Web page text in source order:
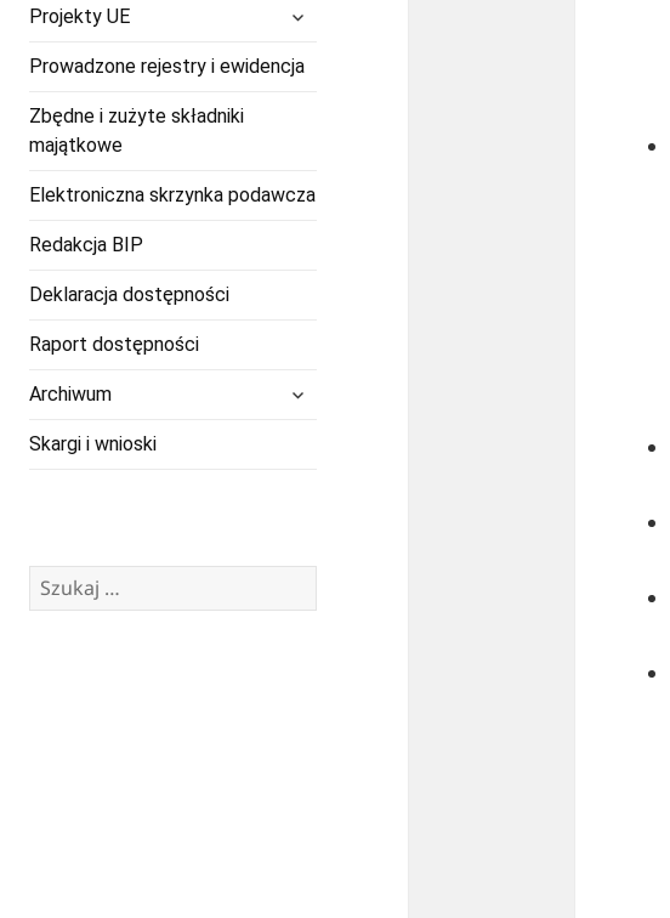
Projekty UE
potomne
Prowadzone rejestry i ewidencja
Zbędne i zużyte składniki
majątkowe
Elektroniczna skrzynka podawcza
Redakcja BIP
Deklaracja dostępności
Raport dostępności
Archiwum
Skargi i wnioski
Szukaj: